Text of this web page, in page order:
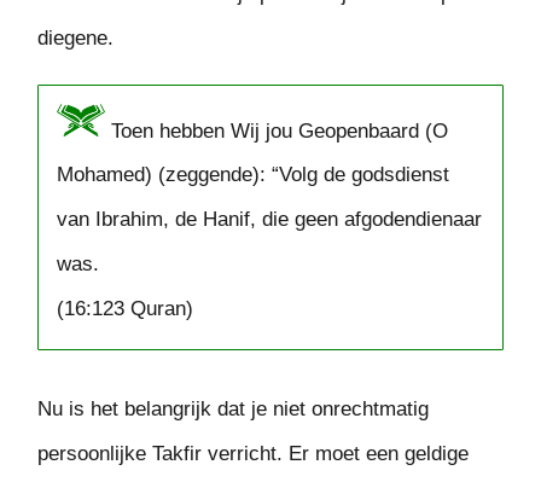
diegene.
Toen hebben Wij jou Geopenbaard (O
Mohamed) (zeggende): “Volg de godsdienst
van Ibrahim, de Hanif, die geen afgodendienaar
was.
(16:123 Quran)
Nu is het belangrijk dat je niet onrechtmatig
persoonlijke Takfir verricht. Er moet een geldige